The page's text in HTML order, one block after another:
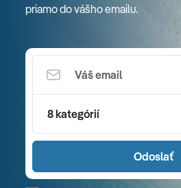
priamo do vášho emailu.
8 kategórií
Odoslať